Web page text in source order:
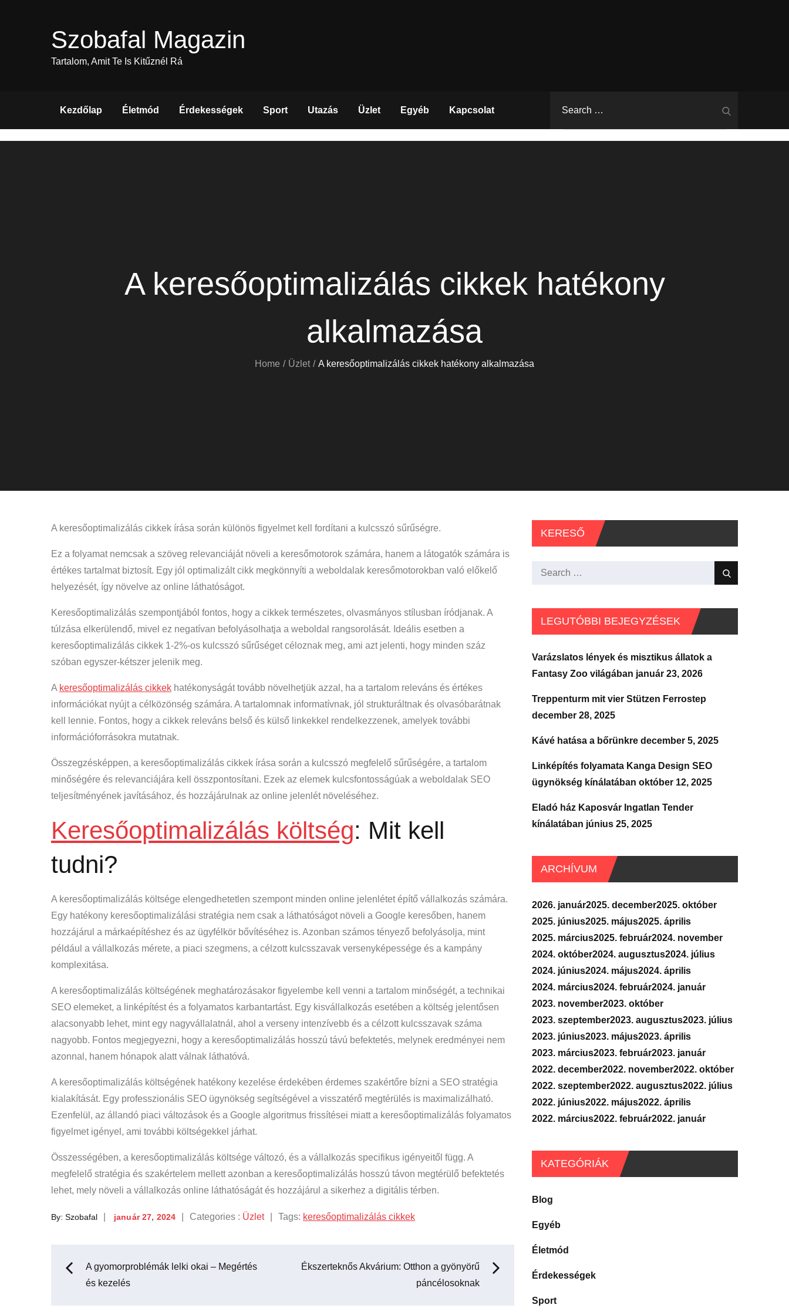
Szobafal Magazin
Tartalom, Amit Te Is Kitűznél Rá
Kezdőlap Életmód Érdekességek Sport Utazás Üzlet Egyéb Kapcsolat
A keresőoptimalizálás cikkek hatékony
alkalmazása
Home Üzlet A keresőoptimalizálás cikkek hatékony alkalmazása
A keresőoptimalizálás cikkek írása során különös figyelmet kell fordítani a kulcsszó sűrűségre.
Ez a folyamat nemcsak a szöveg relevanciáját növeli a keresőmotorok számára, hanem a látogatók számára is
értékes tartalmat biztosít. Egy jól optimalizált cikk megkönnyíti a weboldalak keresőmotorokban való előkelő
helyezését, így növelve az online láthatóságot.
Keresőoptimalizálás szempontjából fontos, hogy a cikkek természetes, olvasmányos stílusban íródjanak. A
túlzása elkerülendő, mivel ez negatívan befolyásolhatja a weboldal rangsorolását. Ideális esetben a
keresőoptimalizálás cikkek 1-2%-os kulcsszó sűrűséget céloznak meg, ami azt jelenti, hogy minden száz
szóban egyszer-kétszer jelenik meg.
A keresőoptimalizálás cikkek hatékonyságát tovább növelhetjük azzal, ha a tartalom releváns és értékes
információkat nyújt a célközönség számára. A tartalomnak informatívnak, jól strukturáltnak és olvasóbarátnak
kell lennie. Fontos, hogy a cikkek releváns belső és külső linkekkel rendelkezzenek, amelyek további
információforrásokra mutatnak.
Összegzésképpen, a keresőoptimalizálás cikkek írása során a kulcsszó megfelelő sűrűségére, a tartalom
minőségére és relevanciájára kell összpontosítani. Ezek az elemek kulcsfontosságúak a weboldalak SEO
teljesítményének javításához, és hozzájárulnak az online jelenlét növeléséhez.
Keresőoptimalizálás költség: Mit kell
tudni?
A keresőoptimalizálás költsége elengedhetetlen szempont minden online jelenlétet építő vállalkozás számára.
Egy hatékony keresőoptimalizálási stratégia nem csak a láthatóságot növeli a Google keresőben, hanem
hozzájárul a márkaépítéshez és az ügyfélkör bővítéséhez is. Azonban számos tényező befolyásolja, mint
például a vállalkozás mérete, a piaci szegmens, a célzott kulcsszavak versenyképessége és a kampány
komplexitása.
A keresőoptimalizálás költségének meghatározásakor figyelembe kell venni a tartalom minőségét, a technikai
SEO elemeket, a linképítést és a folyamatos karbantartást. Egy kisvállalkozás esetében a költség jelentősen
alacsonyabb lehet, mint egy nagyvállalatnál, ahol a verseny intenzívebb és a célzott kulcsszavak száma
nagyobb. Fontos megjegyezni, hogy a keresőoptimalizálás hosszú távú befektetés, melynek eredményei nem
azonnal, hanem hónapok alatt válnak láthatóvá.
A keresőoptimalizálás költségének hatékony kezelése érdekében érdemes szakértőre bízni a SEO stratégia
kialakítását. Egy professzionális SEO ügynökség segítségével a visszatérő megtérülés is maximalizálható.
Ezenfelül, az állandó piaci változások és a Google algoritmus frissítései miatt a keresőoptimalizálás folyamatos
figyelmet igényel, ami további költségekkel járhat.
Összességében, a keresőoptimalizálás költsége változó, és a vállalkozás specifikus igényeitől függ. A
megfelelő stratégia és szakértelem mellett azonban a keresőoptimalizálás hosszú távon megtérülő befektetés
lehet, mely növeli a vállalkozás online láthatóságát és hozzájárul a sikerhez a digitális térben.
By: Szobafal
Posted
január 27, 2024
Categories
Categories : Üzlet Tags: keresőoptimalizálás cikkek
Bejegyzés
A gyomorproblémák lelki okai – Megértés
és kezelés
Ékszerteknős Akvárium: Otthon a gyönyörű
páncélosoknak
KERESŐ
Search
Search
LEGUTÓBBI BEJEGYZÉSEK
Varázslatos lények és misztikus állatok a
Fantasy Zoo világában január 23, 2026
Treppenturm mit vier Stützen Ferrostep
december 28, 2025
Kávé hatása a bőrünkre december 5, 2025
Linképítés folyamata Kanga Design SEO
ügynökség kínálatában október 12, 2025
Eladó ház Kaposvár Ingatlan Tender
kínálatában június 25, 2025
ARCHÍVUM
2026. január2025. december2025. október
2025. június2025. május2025. április
2025. március2025. február2024. november
2024. október2024. augusztus2024. július
2024. június2024. május2024. április
2024. március2024. február2024. január
2023. november2023. október
2023. szeptember2023. augusztus2023. július
2023. június2023. május2023. április
2023. március2023. február2023. január
2022. december2022. november2022. október
2022. szeptember2022. augusztus2022. július
2022. június2022. május2022. április
2022. március2022. február2022. január
KATEGÓRIÁK
Blog
Egyéb
Életmód
Érdekességek
Sport